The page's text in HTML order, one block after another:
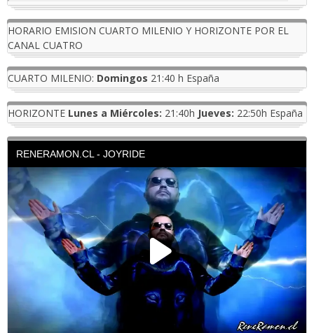
HORARIO EMISION CUARTO MILENIO Y HORIZONTE POR EL
CANAL CUATRO
CUARTO MILENIO: Domingos 21:40 h España
HORIZONTE Lunes a Miércoles: 21:40h Jueves: 22:50h España